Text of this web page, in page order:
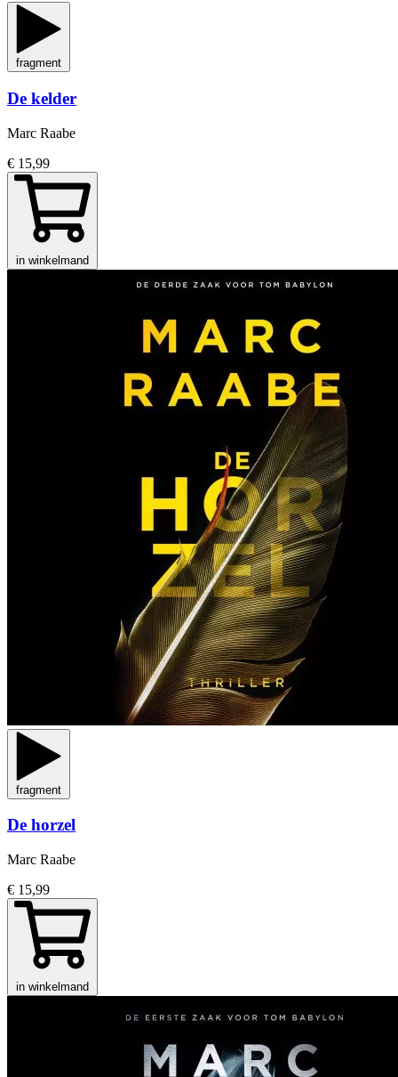
fragment
De kelder
Marc Raabe
€ 15,99
in winkelmand
fragment
De horzel
Marc Raabe
€ 15,99
in winkelmand